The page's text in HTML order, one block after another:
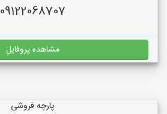
09122068707
مشاهده پروفایل
پارچه فروشی